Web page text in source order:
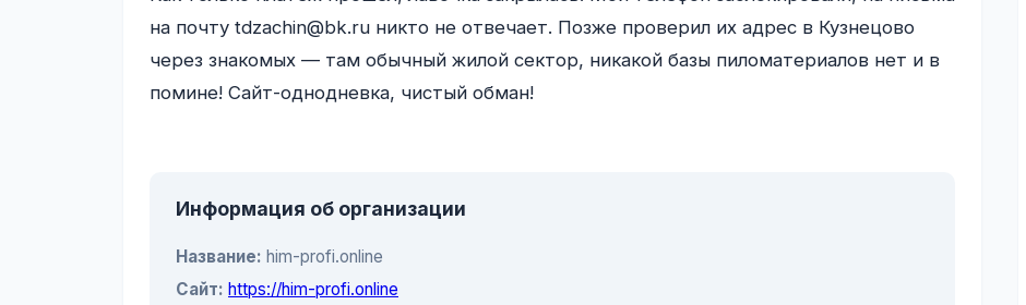
на почту tdzachin@bk.ru никто не отвечает. Позже проверил их адрес в Кузнецово
через знакомых — там обычный жилой сектор, никакой базы пиломатериалов нет и в
помине! Сайт-однодневка, чистый обман!
Информация об организации
Название: him-profi.online
Сайт: https://him-profi.online